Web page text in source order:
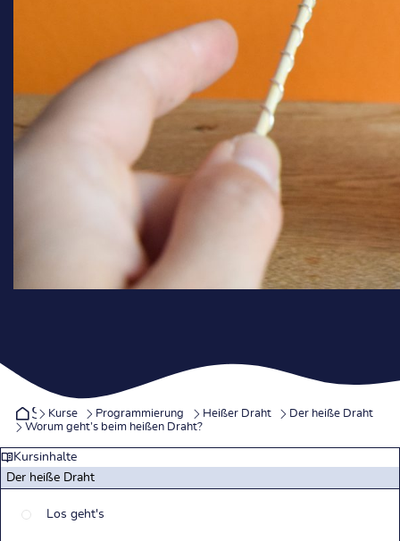
Startseite
Kurse Programmierung Heißer Draht
Der heiße Draht
Worum geht’s beim heißen Draht?
Kursinhalte
Der heiße Draht
Los geht's